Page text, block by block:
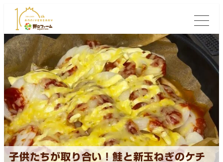
子供たちが取り合い！鮭と新玉ねぎのケチ